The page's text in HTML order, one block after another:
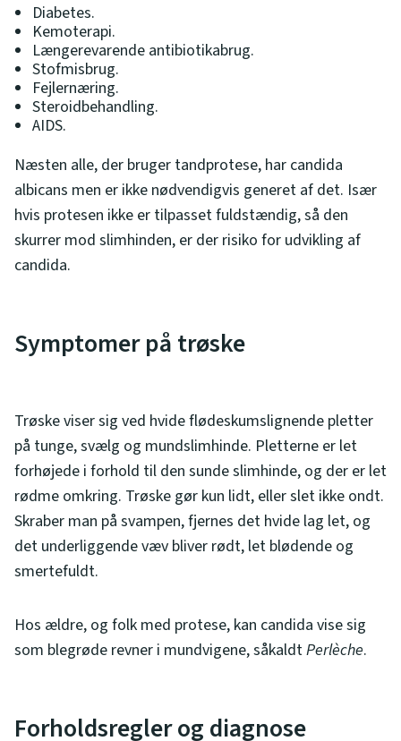
Diabetes.
Kemoterapi.
Længerevarende antibiotikabrug.
Stofmisbrug.
Fejlernæring.
Steroidbehandling.
AIDS.
Næsten alle, der bruger tandprotese, har candida
albicans men er ikke nødvendigvis generet af det. Især
hvis protesen ikke er tilpasset fuldstændig, så den
skurrer mod slimhinden, er der risiko for udvikling af
candida.
Symptomer på trøske
Trøske viser sig ved hvide flødeskumslignende pletter
på tunge, svælg og mundslimhinde. Pletterne er let
forhøjede i forhold til den sunde slimhinde, og der er let
rødme omkring. Trøske gør kun lidt, eller slet ikke ondt.
Skraber man på svampen, fjernes det hvide lag let, og
det underliggende væv bliver rødt, let blødende og
smertefuldt.
Hos ældre, og folk med protese, kan candida vise sig
som blegrøde revner i mundvigene, såkaldtPerlèche.
Forholdsregler og diagnose